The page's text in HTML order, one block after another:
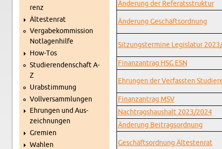
renz
Äl­tes­ten­rat
Ver­ga­be­kom­mis­si­on
Not­la­gen­hil­fe
How-Tos
Stu­die­ren­den­schaft A-
Z
Ur­ab­stim­mung
Voll­ver­samm­lun­gen
Eh­run­gen und Aus­
zeich­nun­gen
Gre­mi­en
Wah­len
Än­de­rung der Re­fe­rats­struk­tur
Än­de­rung Ge­schäfts­ord­nung
Sit­zungs­ter­mi­ne Le­gis­la­tur
Fi­nanz­an­trag HSG ESN
Eh­run­gen der Ver­fass­ten
Fi­nanz­an­trag MSV
Nach­trags­haus­halt 2023/2024
Än­de­rung Bei­trags­ord­nung
Ge­schäfts­ord­nung Äl­tes­ten­rat